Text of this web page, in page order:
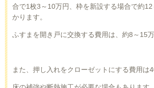
合で1枚3 ～ 10万円、枠を新設する場合で約12
かります。
ふすまを開き戸に交換する費用は、約8 ～ 15
また、押し入れをクローゼットにする費用は